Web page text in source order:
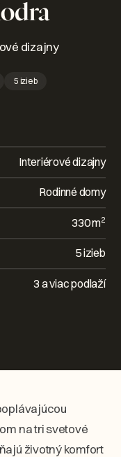
dizajny
5 izieb
Interiérové dizajny
Rodinné domy
330m2
5 izieb
3 a viac podlaží
na tri svetové
životný komfort